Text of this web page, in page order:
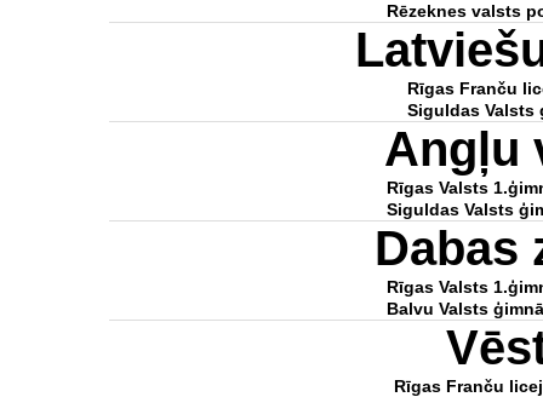
Rēzeknes valsts
Rīgas Franču
Siguldas Valsts
Angļu
Rīgas Valsts
Siguldas Valsts
Dabas
Rīgas Valsts
Balvu Valsts
Rīgas Franču